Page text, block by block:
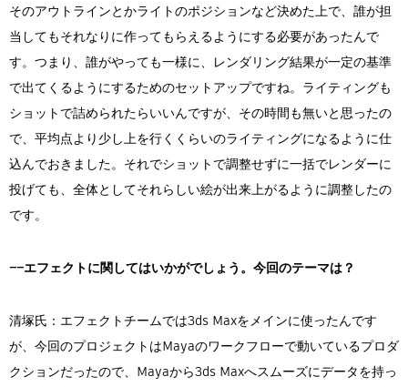
そのアウトラインとかライトのポジションなど決めた上で、誰が担
当してもそれなりに作ってもらえるようにする必要があったんで
す。つまり、誰がやっても一様に、レンダリング結果が一定の基準
で出てくるようにするためのセットアップですね。ライティングも
ショットで詰められたらいいんですが、その時間も無いと思ったの
で、平均点より少し上を行くくらいのライティングになるように仕
込んでおきました。それでショットで調整せずに一括でレンダーに
投げても、全体としてそれらしい絵が出来上がるように調整したの
です。
――エフェクトに関してはいかがでしょう。今回のテーマは？
清塚氏：エフェクトチームでは3ds Maxをメインに使ったんです
が、今回のプロジェクトはMayaのワークフローで動いているプロダ
クションだったので、Mayaから3ds Maxへスムーズにデータを持っ